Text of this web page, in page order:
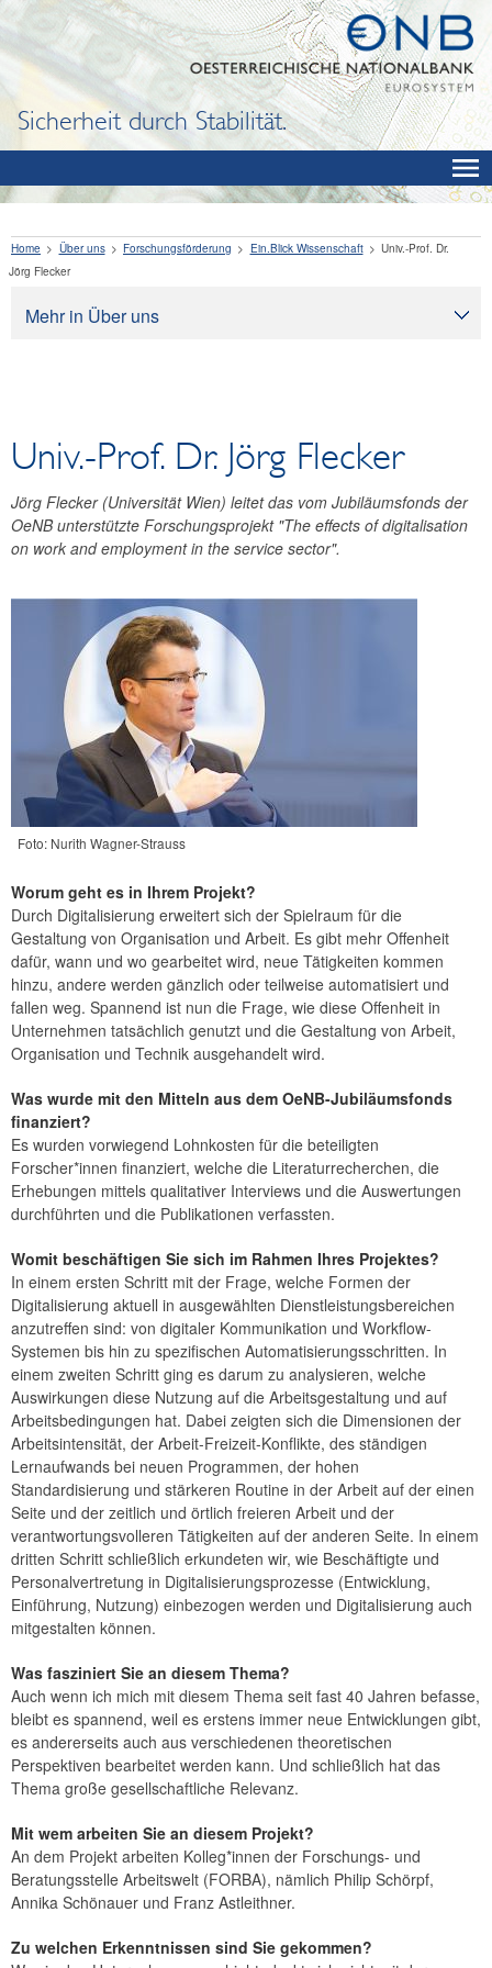
Sicherheit durch Stabilität.
Mehr in Über uns
Rechtliche Grundlagen
Jahresabschluss
Unternehmensgeschichte
Geldmuseum
OeNB-Finanzbildung
Forschungsförderung
Jubiläumsfonds
Förderprogramm für Wirtschaftsforschungsinstitute
Stipendien und Preise
Ein.Blick Wissenschaft
Kunst und Kultur
Home Über uns Forschungsförderung Ein.Blick Wissenschaft
Univ.-Prof. Dr.
Jörg Flecker
Univ.-Prof. Dr. Jörg Flecker
Jörg Flecker (Universität Wien) leitet das vom Jubiläumsfonds der
OeNB unterstützte Forschungsprojekt "The effects of digitalisation
on work and employment in the service sector".
Foto: Nurith Wagner-Strauss
Worum geht es in Ihrem Projekt?
Durch Digitalisierung erweitert sich der Spielraum für die
Gestaltung von Organisation und Arbeit. Es gibt mehr Offenheit
dafür, wann und wo gearbeitet wird, neue Tätigkeiten kommen
hinzu, andere werden gänzlich oder teilweise automatisiert und
fallen weg. Spannend ist nun die Frage, wie diese Offenheit in
Unternehmen tatsächlich genutzt und die Gestaltung von Arbeit,
Organisation und Technik ausgehandelt wird.
Was wurde mit den Mitteln aus dem OeNB-Jubiläumsfonds
finanziert?
Es wurden vorwiegend Lohnkosten für die beteiligten
Forscher*innen finanziert, welche die Literaturrecherchen, die
Erhebungen mittels qualitativer Interviews und die Auswertungen
durchführten und die Publikationen verfassten.
Womit beschäftigen Sie sich im Rahmen Ihres Projektes?
In einem ersten Schritt mit der Frage, welche Formen der
Digitalisierung aktuell in ausgewählten Dienstleistungsbereichen
anzutreffen sind: von digitaler Kommunikation und Workflow-
Systemen bis hin zu spezifischen Automatisierungsschritten. In
einem zweiten Schritt ging es darum zu analysieren, welche
Auswirkungen diese Nutzung auf die Arbeitsgestaltung und auf
Arbeitsbedingungen hat. Dabei zeigten sich die Dimensionen der
Arbeitsintensität, der Arbeit-Freizeit-Konflikte, des ständigen
Lernaufwands bei neuen Programmen, der hohen
Standardisierung und stärkeren Routine in der Arbeit auf der einen
Seite und der zeitlich und örtlich freieren Arbeit und der
verantwortungsvolleren Tätigkeiten auf der anderen Seite. In einem
dritten Schritt schließlich erkundeten wir, wie Beschäftigte und
Personalvertretung in Digitalisierungsprozesse (Entwicklung,
Einführung, Nutzung) einbezogen werden und Digitalisierung auch
mitgestalten können.
Was fasziniert Sie an diesem Thema?
Auch wenn ich mich mit diesem Thema seit fast 40 Jahren befasse,
bleibt es spannend, weil es erstens immer neue Entwicklungen gibt,
es andererseits auch aus verschiedenen theoretischen
Perspektiven bearbeitet werden kann. Und schließlich hat das
Thema große gesellschaftliche Relevanz.
Mit wem arbeiten Sie an diesem Projekt?
An dem Projekt arbeiten Kolleg*innen der Forschungs- und
Beratungsstelle Arbeitswelt (FORBA), nämlich Philip Schörpf,
Annika Schönauer und Franz Astleithner.
Zu welchen Erkenntnissen sind Sie gekommen?